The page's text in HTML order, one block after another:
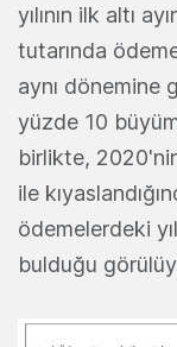
yılının ilk altı
tutarında
aynı dönemine
yüzde 10
birlikte,
ile
ödemelerdeki
bulduğu